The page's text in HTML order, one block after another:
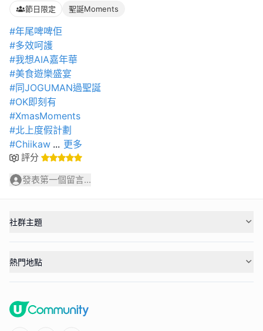
節日限定 聖誕Moments
#年尾啤啤佢
#多效呵護
#我想AIA嘉年華
#美食遊樂盛宴
#同JOGUMAN過聖誕
#OK即刻有
#XmasMoments
#北上度假計劃
#Chiikaw ... 更多
評分
發表第一個留言...
社群主題
熱門地點